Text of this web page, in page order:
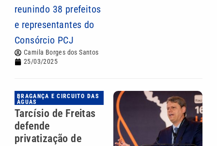
reunindo 38 prefeitos
e representantes do
Consórcio PCJ
Camila Borges dos Santos
25/03/2025
BRAGANÇA E CIRCUITO DAS
ÁGUAS
Tarcísio de Freitas
defende
privatização de